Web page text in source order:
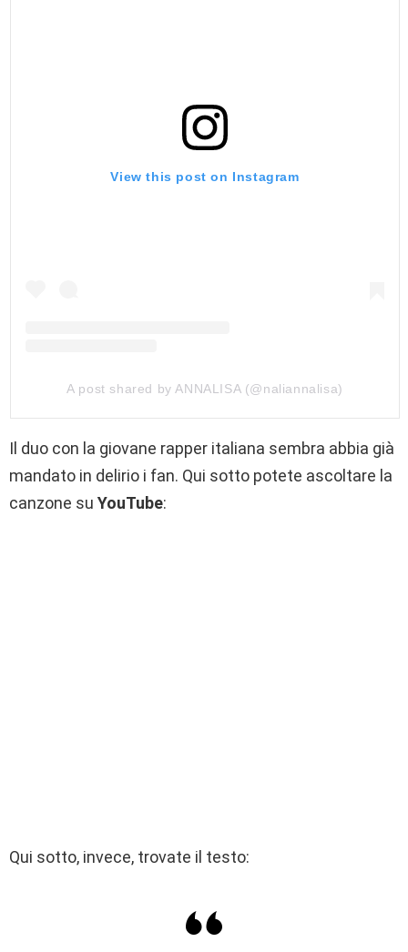
View this post on Instagram
A post shared by ANNALISA (@naliannalisa)
Il duo con la giovane rapper italiana sembra abbia già
mandato in delirio i fan. Qui sotto potete ascoltare la
canzone su YouTube:
Qui sotto, invece, trovate il testo: